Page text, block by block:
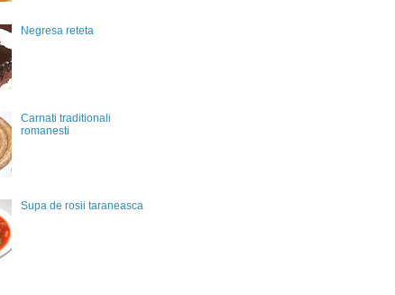
Negresa reteta
Carnati traditionali
romanesti
Supa de rosii taraneasca